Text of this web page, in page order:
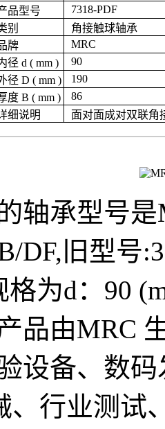
品型号
7318-PDF
别
角接触球轴承
牌
MRC
径 d ( mm )
90
径 D ( mm )
190
度 B ( mm )
86
细说明
面对面成对双联角
轴承型号
DF,旧型号
为d：90
品由MRC
设备、数
、行业测试